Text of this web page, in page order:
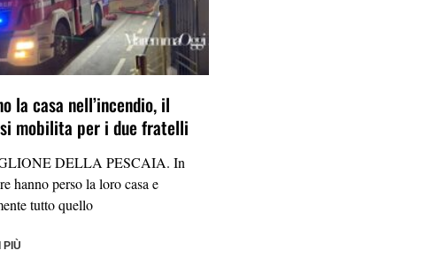
la casa nell’incendio, il
mobilita per i due fratelli
DELLA PESCAIA. In
hanno perso la loro casa e
tutto quello
PIÙ